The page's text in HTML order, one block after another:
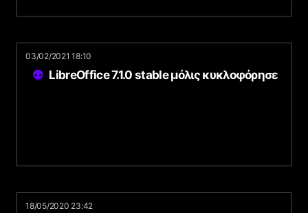
03/02/2021 18:10
LibreOffice 7.1.0 stable μόλις κυκλοφόρησε
18/05/2020 23:42